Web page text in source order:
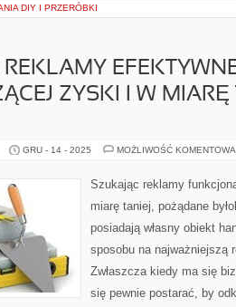
DIY I PRZERÓBKI
ZYSKI I W MIARĘ
GRU - 14 - 2025 MOŻLIWOŚĆ
Szukając reklamy
miarę taniej, pożądane
posiadają własny obiekt
sposobu na najważniejszą
Zwłaszcza kiedy ma się
się pewnie postarać, by